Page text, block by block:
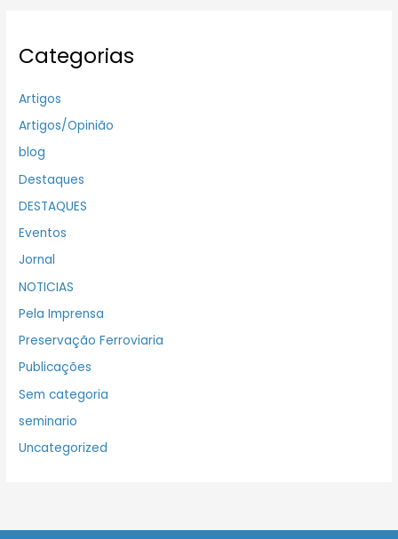
Categorias
Artigos
Artigos/Opinião
blog
Destaques
DESTAQUES
Eventos
Jornal
NOTICIAS
Pela Imprensa
Preservação Ferroviaria
Publicações
Sem categoria
seminario
Uncategorized